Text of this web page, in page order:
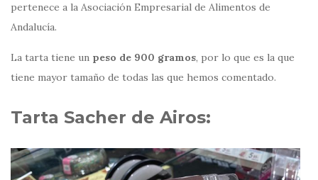
pertenece a la Asociación Empresarial de Alimentos de
Andalucía.
La tarta tiene un peso de 900 gramos, por lo que es la que
tiene mayor tamaño de todas las que hemos comentado.
Tarta Sacher de Airos: